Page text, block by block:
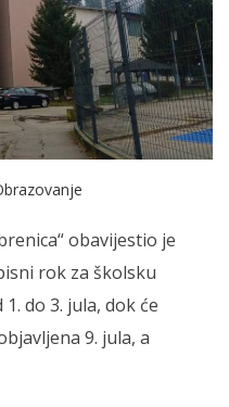
obavijestio je
rok za školsku
do 3. jula, dok će
9. jula, a